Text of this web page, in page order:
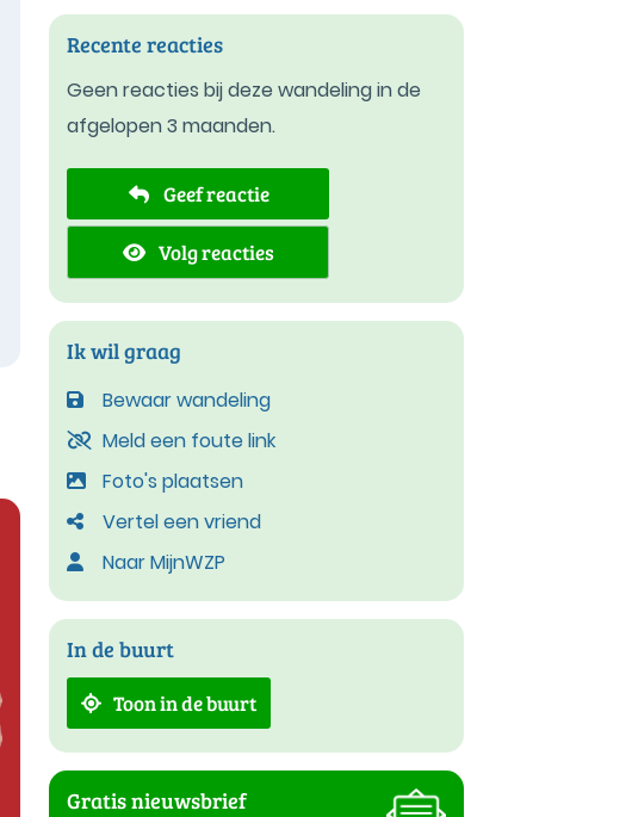
Recente reacties
Geen reacties bij deze wandeling in de
afgelopen 3 maanden.
Geef reactie
Volg reacties
Ik wil graag
Bewaar wandeling
Meld een foute link
Foto's plaatsen
Vertel een vriend
Naar MijnWZP
In de buurt
Toon in de buurt
Gratis nieuwsbrief